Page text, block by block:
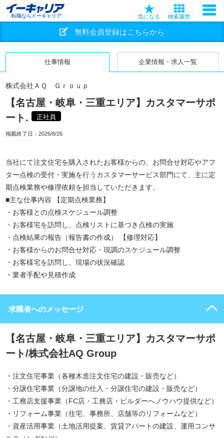
転職ならイーキャリア 気になる 検索履歴
無料会員登録はこちらから
仕事情報 企業情報・求人一覧
株式会社ＡＱ Ｇｒｏｕｐ
【名古屋・岐阜・三重エリア】カスタマーサポ
ート.
正社員
掲載終了日： 2026/8/26
当社にて注文住宅を購入されたお客様からの、お問合せ対応やアフ
ター点検の受付・実施を行うカスタマーサービス部門にて、主に定
期点検業務や修理依頼を担当していただきます。
■主な仕事内容 【定期点検業務】
・お客様との点検スケジュール調整
・お客様宅を訪問し、点検リストに基づき点検の実施
・点検結果の報告（報告書の作成） 【修理対応】
・お客様からのお問合せ対応・現調のスケジュール調整
・お客様宅を訪問し、現場の状況確認
・業者手配や見積作成
求職者へのメッセージ
【名古屋・岐阜・三重エリア】カスタマーサポ
ート/株式会社AQ Group
・注文住宅事業（各種木造注文住宅の建設・販売など）
・分譲住宅事業（分譲地の仕入・分譲住宅の建設・販売など）
・工務店支援事業（FC店・工務店・ビルダーへノウハウ提供など）
・リフォーム事業（住宅、事務所、店舗等のリフォームなど）
・資産活用事業（土地活用提案、賃貸アパートの建設、運用コンサ